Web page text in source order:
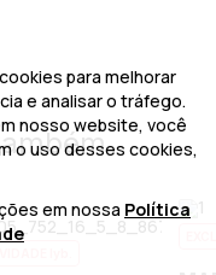
lyb.
para melhorar
e analisar o tráfego.
nosso website, você
o uso desses cookies,
em nossa Política